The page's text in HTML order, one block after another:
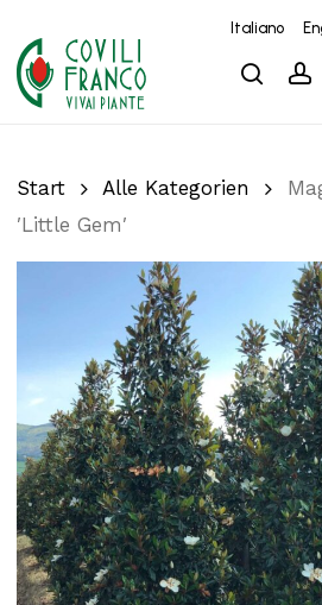
main
content
Italiano
search
Warenkorb
Start Alle Kategorien
′Little Gem′